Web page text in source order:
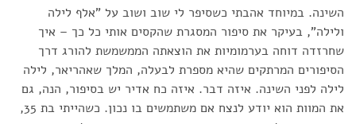
השינה. במיוחד אהבתי כשסיפר לי שוב ושוב על "אלף לילה
ולילה", בעיקר את סיפור המסגרת שהקסים אותי כל כך – איך
שחרזדה דוחה בערמומיות את הוצאתה הממשמשת להורג דרך
הסיפורים המרתקים שהיא מספרת לבעלה, המלך שאהריאר, לילה
לילה לפני השינה. איזה דבר. איזה כח אדיר יש בסיפור, הנה, גם
את המוות הוא יודע לנצח אם משתמשים בו נכון. כשהייתי בת 35,